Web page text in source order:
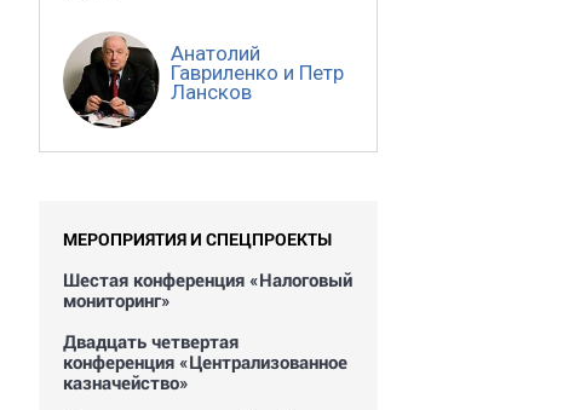
Анатолий
Гавриленко и Петр
Лансков
МЕРОПРИЯТИЯ И СПЕЦПРОЕКТЫ
Шестая конференция «Налоговый
мониторинг»
Двадцать четвертая
конференция «Централизованное
казначейство»